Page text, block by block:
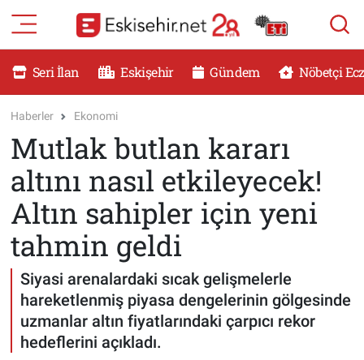
Seri İlan Eskişehir Gündem Nöbetçi
Haberler Ekonomi
Mutlak butlan kararı
altını nasıl etkileyecek!
Altın sahipler için yeni
tahmin geldi
Siyasi arenalardaki sıcak gelişmelerle
hareketlenmiş piyasa dengelerinin gölgesinde
uzmanlar altın fiyatlarındaki çarpıcı rekor
hedeflerini açıkladı.
RESMİ İLANLAR
DÜNYA
SAĞLIK
MAGAZİN
KADIN
TEKNOLOJİ
YEMEK
Eskişehir Nöbetçi Eczaneler
Eskişehir Namaz Vakitleri
Eskişehir Trafik Yoğunluk Haritası
Süper Lig Puan Durumu ve Fikstür
Tüm Manşetler
Son Dakika Haberleri
Haber Arşivi